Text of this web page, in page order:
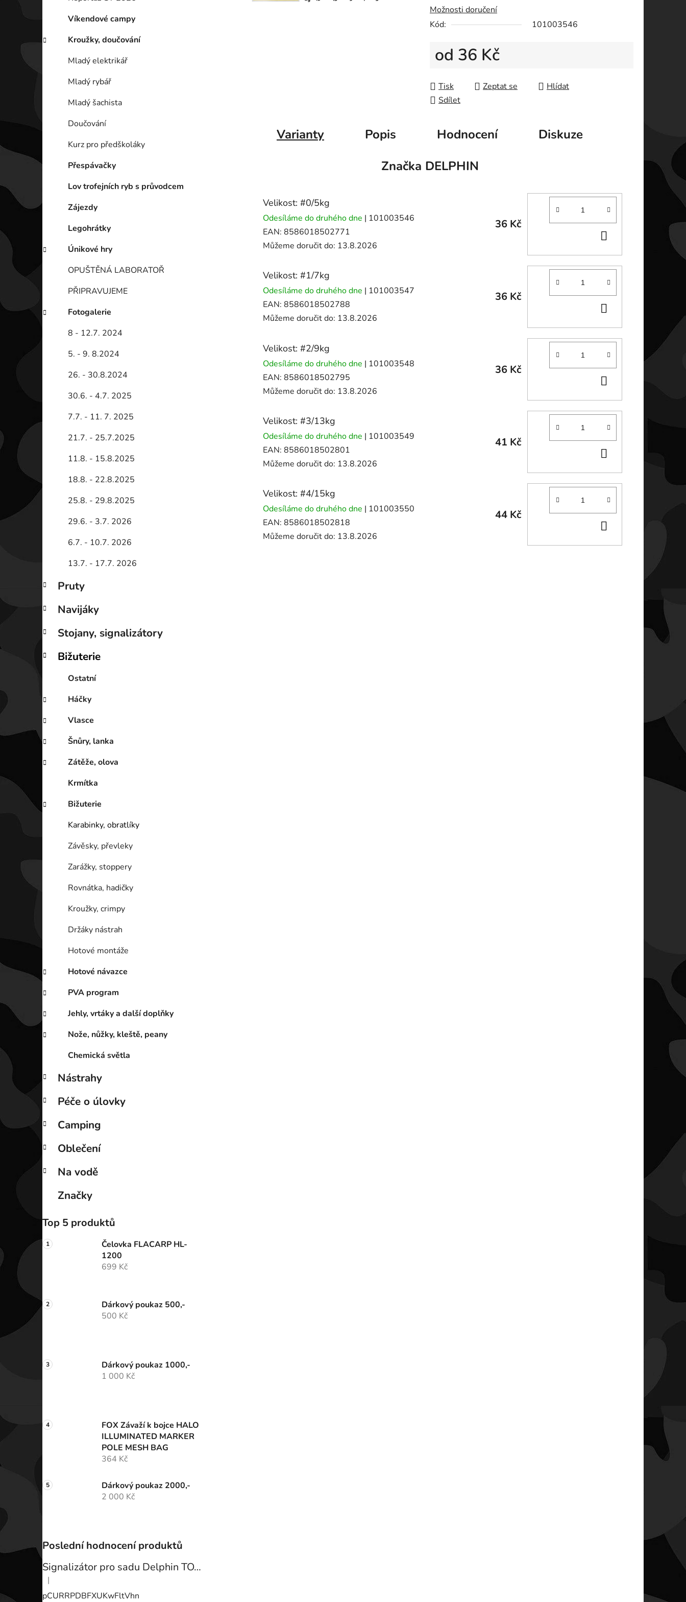
e
Víkendové campy
Kroužky, doučování
Mladý elektrikář
Mladý rybář
Mladý šachista
Doučování
Kurz pro předškoláky
Přespávačky
Lov trofejních ryb s průvodcem
Zájezdy
Legohrátky
Únikové hry
OPUŠTĚNÁ LABORATOŘ
PŘIPRAVUJEME
Fotogalerie
8 - 12.7. 2024
5. - 9. 8.2024
26. - 30.8.2024
30.6. - 4.7. 2025
7.7. - 11. 7. 2025
21.7. - 25.7.2025
11.8. - 15.8.2025
18.8. - 22.8.2025
25.8. - 29.8.2025
29.6. - 3.7. 2026
6.7. - 10.7. 2026
13.7. - 17.7. 2026
Pruty
Navijáky
Stojany, signalizátory
Bižuterie
Ostatní
Háčky
Vlasce
Šnůry, lanka
Zátěže, olova
Krmítka
Bižuterie
Karabinky, obratlíky
Závěsky, převleky
Zarážky, stoppery
Rovnátka, hadičky
Kroužky, crimpy
Držáky nástrah
Hotové montáže
Hotové návazce
PVA program
Jehly, vrtáky a další doplňky
Nože, nůžky, kleště, peany
Chemická světla
Nástrahy
Péče o úlovky
Camping
Oblečení
Na vodě
Značky
Top 5 produktů
Čelovka FLACARP HL-
1200
699 Kč
Dárkový poukaz 500,-
500 Kč
Dárkový poukaz 1000,-
1 000 Kč
FOX Závaží k bojce HALO
ILLUMINATED MARKER
POLE MESH BAG
364 Kč
Dárkový poukaz 2000,-
2 000 Kč
Poslední hodnocení produktů
Signalizátor pro sadu Delphin TOTEM
Hodnocení produktu je 3 z 5 hvězdiček.
|
pCURRPDBFXUKwFltVhn
hvězdiček.
Možnosti doručení
Kód:
101003546
od 36 Kč
Tisk
Zeptat se
Hlídat
Sdílet
Varianty Popis Hodnocení
Diskuze
Značka DELPHIN
Velikost: #0/5kg
Odesíláme do druhého dne | 101003546
EAN: 8586018502771
Můžeme doručit do: 13.8.2026
36 Kč
KOŠÍKU
Velikost: #1/7kg
Odesíláme do druhého dne | 101003547
EAN: 8586018502788
Můžeme doručit do: 13.8.2026
36 Kč
KOŠÍKU
Velikost: #2/9kg
Odesíláme do druhého dne | 101003548
EAN: 8586018502795
Můžeme doručit do: 13.8.2026
36 Kč
KOŠÍKU
Velikost: #3/13kg
Odesíláme do druhého dne | 101003549
EAN: 8586018502801
Můžeme doručit do: 13.8.2026
41 Kč
KOŠÍKU
Velikost: #4/15kg
Odesíláme do druhého dne | 101003550
EAN: 8586018502818
Můžeme doručit do: 13.8.2026
44 Kč
KOŠÍKU